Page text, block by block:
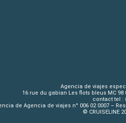
Agencia de viajes
16 rue du gabian Les flots bleus MC
contact tel :
de Agencia de viajes n° 006 02 0007 –
© CRUISELINE